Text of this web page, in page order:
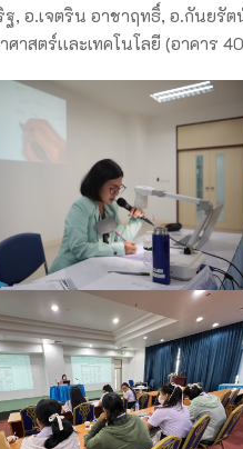
ฐ, อ.เจตริน อาชาฤทธิ์, อ.กันย
สตร์เเละเทคโนโลยี (อาคาร